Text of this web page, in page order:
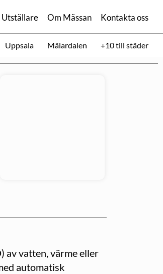
Utställare Om Mässan Kontakta oss
Uppsala Mälardalen +10 till städer
av vatten, värme eller
automatisk